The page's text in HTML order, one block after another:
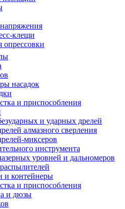
клещи
опрессовки
насадок
и приспособления
и ударных дрелей
алмазного сверления
миксеров
инструмента
уровней и дальномеров
и контейнеры
и приспособления
и дюзы